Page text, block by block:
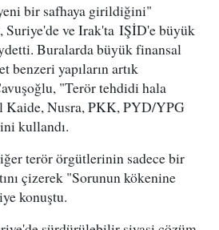
bir safhaya girildiğini"
Suriye'de ve Irak'ta IŞİD'e büyük
Buralarda büyük finansal
benzeri yapıların artık
"Terör tehdidi hala
Kaide, Nusra, PKK, PYD/YPG
kullandı.
terör örgütlerinin sadece bir
çizerek "Sorunun kökenine
konuştu.